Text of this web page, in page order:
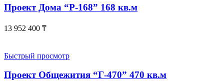
Проект Дома “Р-168” 168 кв.м
13 952 400 ₸
Быстрый просмотр
Проект Общежития “Г-470” 470 кв.м